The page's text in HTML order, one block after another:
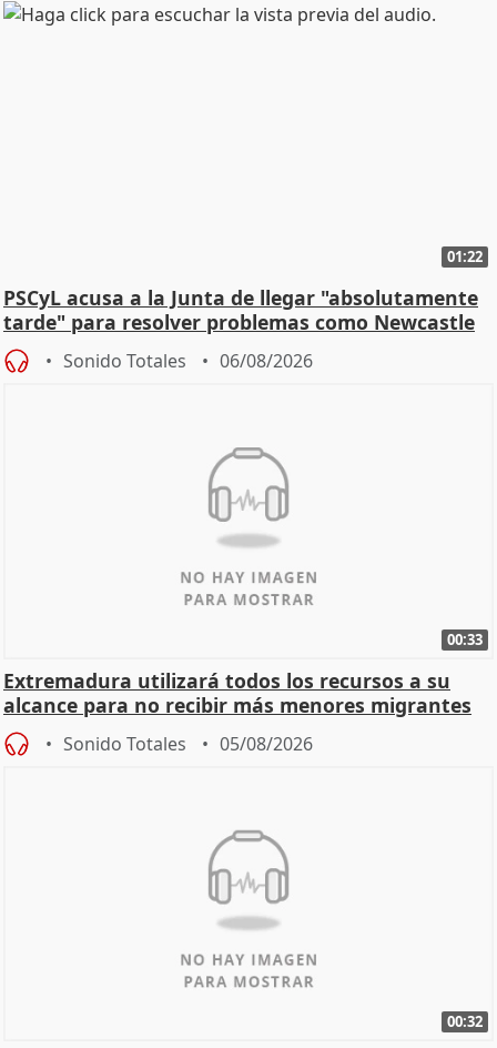
01:22
PSCyL acusa a la Junta de llegar "absolutamente
tarde" para resolver problemas como Newcastle
Sonido Totales 06/08/2026
00:33
Extremadura utilizará todos los recursos a su
alcance para no recibir más menores migrantes
Sonido Totales 05/08/2026
00:32